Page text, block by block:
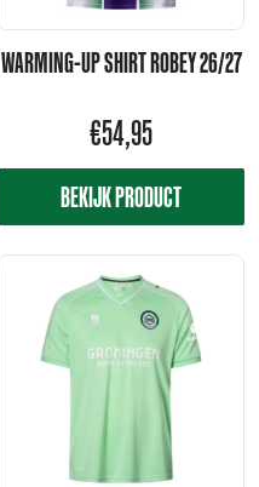
WARMING-UP SHIRT ROBEY 26/27
€54,95
BEKIJK PRODUCT